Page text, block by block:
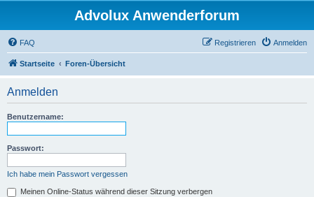
Advolux Anwenderforum
FAQ Anmelden
Registrieren
Startseite Foren-Übersicht
Anmelden
Benutzername:
Passwort:
Ich habe mein Passwort vergessen
Meinen Online-Status während dieser Sitzung verbergen